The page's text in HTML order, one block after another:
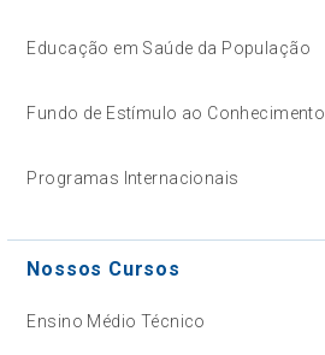
Educação em Saúde da População
Fundo de Estímulo ao Conhecimento
Programas Internacionais
Nossos Cursos
Ensino Médio Técnico